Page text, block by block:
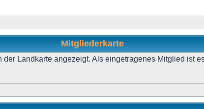
Mitgliederkarte
Landkarte angezeigt. Als eingetragenes Mitglied ist